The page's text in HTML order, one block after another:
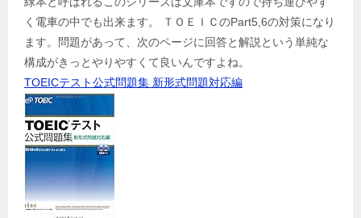
く電車の中でも出来ます。 ＴＯＥＩＣのPart5,6の対策になり
ます。問題があって、次のページに回答と解説という単純な
構成がきっとやりやすくて良いんですよね。
TOEICテスト公式問題集 新形式問題対応編